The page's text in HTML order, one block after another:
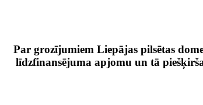
Par grozījumiem Liepājas pilsētas
līdzfinansējuma apjomu un tā